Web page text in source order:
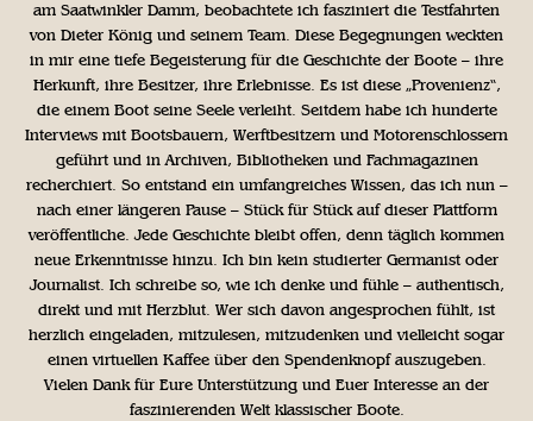
am Saatwinkler Damm, beobachtete ich fasziniert die Testfahrten
von Dieter König und seinem Team. Diese Begegnungen weckten
in mir eine tiefe Begeisterung für die Geschichte der Boote – ihre
Herkunft, ihre Besitzer, ihre Erlebnisse. Es ist diese „Provenienz“,
die einem Boot seine Seele verleiht. Seitdem habe ich hunderte
Interviews mit Bootsbauern, Werftbesitzern und Motorenschlossern
geführt und in Archiven, Bibliotheken und Fachmagazinen
recherchiert. So entstand ein umfangreiches Wissen, das ich nun –
nach einer längeren Pause – Stück für Stück auf dieser Plattform
veröffentliche. Jede Geschichte bleibt offen, denn täglich kommen
neue Erkenntnisse hinzu. Ich bin kein studierter Germanist oder
Journalist. Ich schreibe so, wie ich denke und fühle – authentisch,
direkt und mit Herzblut. Wer sich davon angesprochen fühlt, ist
herzlich eingeladen, mitzulesen, mitzudenken und vielleicht sogar
einen virtuellen Kaffee über den Spendenknopf auszugeben.
Vielen Dank für Eure Unterstützung und Euer Interesse an der
faszinierenden Welt klassischer Boote.